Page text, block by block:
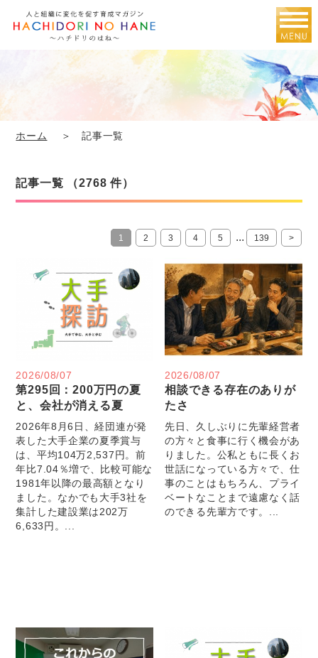
ホーム ＞ 記事一覧
記事一覧 （2768 件）
1 2 3 4 5 ... 139 >
2026/08/07
第295回：200万円の夏
と、会社が消える夏
2026年8月6日、経団連が発
表した大手企業の夏季賞与
は、平均104万2,537円。前
年比7.04％増で、比較可能な
1981年以降の最高額となり
ました。なかでも大手3社を
集計した建設業は202万
6,633円。...
2026/08/07
相談できる存在のありが
たさ
先日、久しぶりに先輩経営者
の方々と食事に行く機会があ
りました。公私ともに長くお
世話になっている方々で、仕
事のことはもちろん、プライ
ベートなことまで遠慮なく話
のできる先輩方です。...